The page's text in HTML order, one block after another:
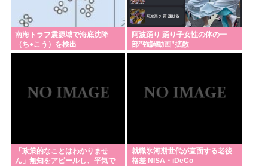
南海トラフ震源域で海底沈降
（ち●こう）を検出
阿波踊り 踊り子女性の体の一
部”強調動画”拡散
「政策的なことはわかりませ
ん」無知をアピールし、平気で
就職氷河期世代が直面する老後
格差 NISA・iDeCo